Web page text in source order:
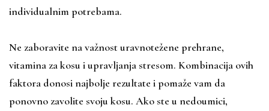
individualnim potrebama.
Ne zaboravite na važnost uravnotežene prehrane,
vitamina za kosu i upravljanja stresom. Kombinacija ovih
faktora donosi najbolje rezultate i pomaže vam da
ponovno zavolite svoju kosu. Ako ste u nedoumici,